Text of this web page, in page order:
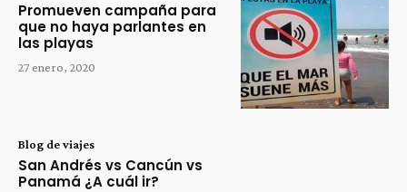
Promueven campaña para
que no haya parlantes en
las playas
27 enero, 2020
Blog de viajes
San Andrés vs Cancún vs
Panamá ¿A cuál ir?